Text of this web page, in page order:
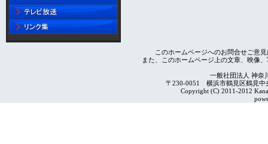
このホームページへのお問合せご意
また、このホームページ上の文章、映像
一般社団法人 神奈
〒230-0051 横浜市鶴見区鶴見
Copyright (C) 2011-2012